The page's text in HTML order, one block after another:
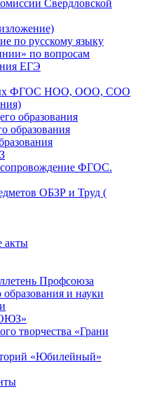
Свердловской
по русскому языку
по вопросам
ЕГЭ
ФГОС НОО, ООО, СОО
образования
образования
сопровождение ФГОС.
ОБЗР и Труд (
акты
Профсоюза
и науки
творчества «Грани
«Юбилейный»